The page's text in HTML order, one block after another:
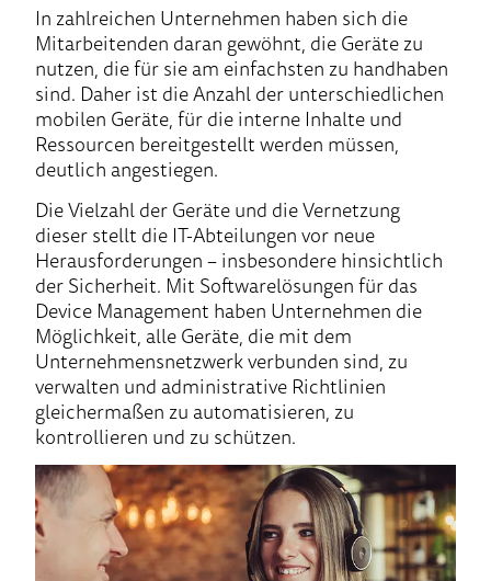
In zahlreichen Unternehmen haben sich die
Mitarbeitenden daran gewöhnt, die Geräte zu
nutzen, die für sie am einfachsten zu handhaben
sind. Daher ist die Anzahl der unterschiedlichen
mobilen Geräte, für die interne Inhalte und
Ressourcen bereitgestellt werden müssen,
deutlich angestiegen.
Die Vielzahl der Geräte und die Vernetzung
dieser stellt die IT-Abteilungen vor neue
Herausforderungen – insbesondere hinsichtlich
der Sicherheit. Mit Softwarelösungen für das
Device Management haben Unternehmen die
Möglichkeit, alle Geräte, die mit dem
Unternehmensnetzwerk verbunden sind, zu
verwalten und administrative Richtlinien
gleichermaßen zu automatisieren, zu
kontrollieren und zu schützen.